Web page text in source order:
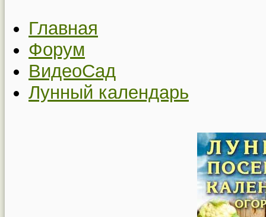
Главная
Форум
ВидеоСад
Лунный календарь